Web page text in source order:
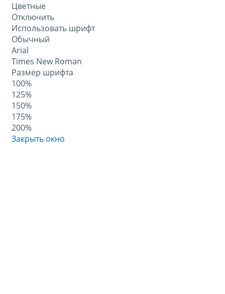
Цветные
Отключить
Использовать шрифт
Обычный
Arial
Times New Roman
Размер шрифта
100%
125%
150%
175%
200%
Закрыть окно